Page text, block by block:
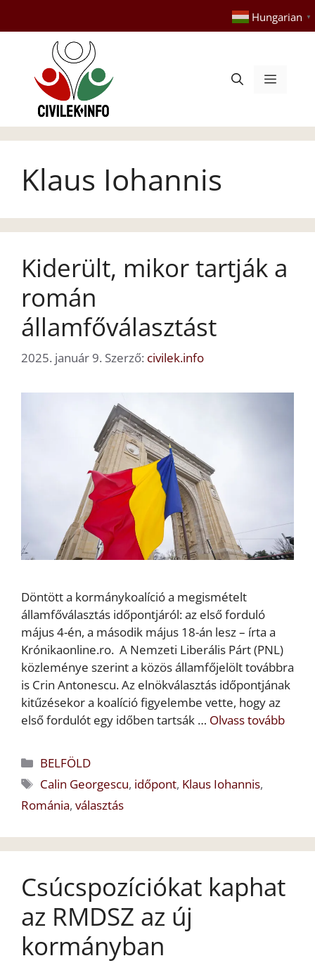
tartalomba
Hungarian ▼
Menü
Klaus Iohannis
Kiderült, mikor tartják a
román
államfőválasztást
2025. január 9. Szerző: civilek.info
Döntött a kormánykoalíció a megismételt
államfőválasztás időpontjáról: az első forduló
május 4-én, a második május 18-án lesz – írta a
Krónikaonline.ro. A Nemzeti Liberális Párt (PNL)
közleménye szerint a közös államfőjelölt továbbra
is Crin Antonescu. Az elnökválasztás időpontjának
kitűzésekor a koalíció figyelembe vette, hogy az
első fordulót egy időben tartsák … Olvass tovább
Kategória
BELFÖLD
Címkék
Calin Georgescu, időpont, Klaus Iohannis,
Románia, választás
Csúcspozíciókat kaphat
az RMDSZ az új
kormányban